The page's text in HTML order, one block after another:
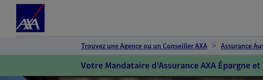
Trouvez une Agence ou un Conseiller AXA Assurance
Votre Mandataire d'Assurance AXA Épargne